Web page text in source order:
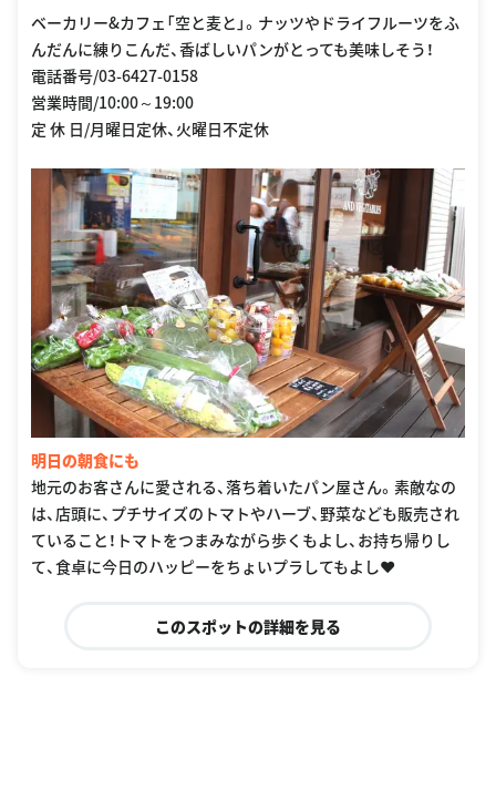
ベーカリー&カフェ「空と麦と」。ナッツやドライフルーツをふ
んだんに練りこんだ、香ばしいパンがとっても美味しそう！
電話番号/03-6427-0158
営業時間/10:00～19:00
定 休 日/月曜日定休、火曜日不定休
明日の朝食にも
地元のお客さんに愛される、落ち着いたパン屋さん。素敵なの
は、店頭に、プチサイズのトマトやハーブ、野菜なども販売され
ていること！トマトをつまみながら歩くもよし、お持ち帰りし
て、食卓に今日のハッピーをちょいプラしてもよし❤
このスポットの詳細を見る